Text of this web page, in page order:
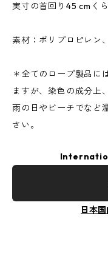
実寸の首回り45 cmくら
素材：ポリプロピレン
＊全てのロープ製品に
ますが、染色の成分上
雨の日やビーチでなど
さい。
日本